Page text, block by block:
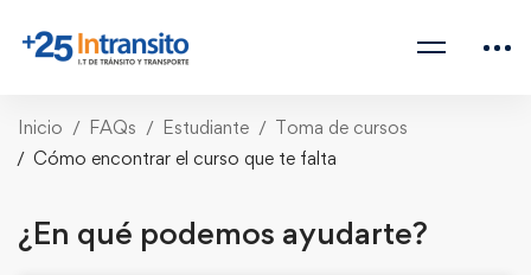
Inicio FAQs Estudiante
Toma de cursos
Cómo encontrar el curso que te falta
¿En qué podemos ayudarte?